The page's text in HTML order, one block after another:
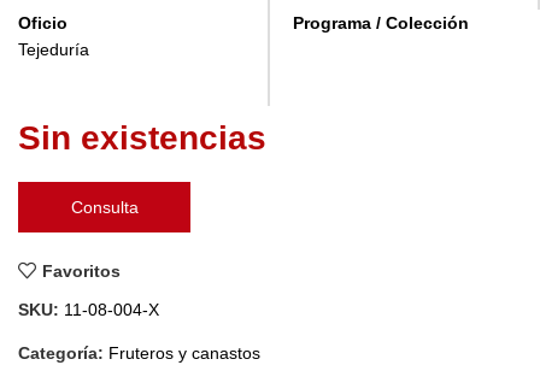
Oficio
Tejeduría
Programa / Colección
Sin existencias
Consulta
Favoritos
SKU: 11-08-004-X
Categoría: Fruteros y canastos